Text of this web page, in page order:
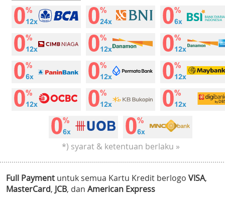
*) syarat & ketentuan berlaku »
Full Payment untuk semua Kartu Kredit berlogo VISA,
MasterCard, JCB, dan American Express